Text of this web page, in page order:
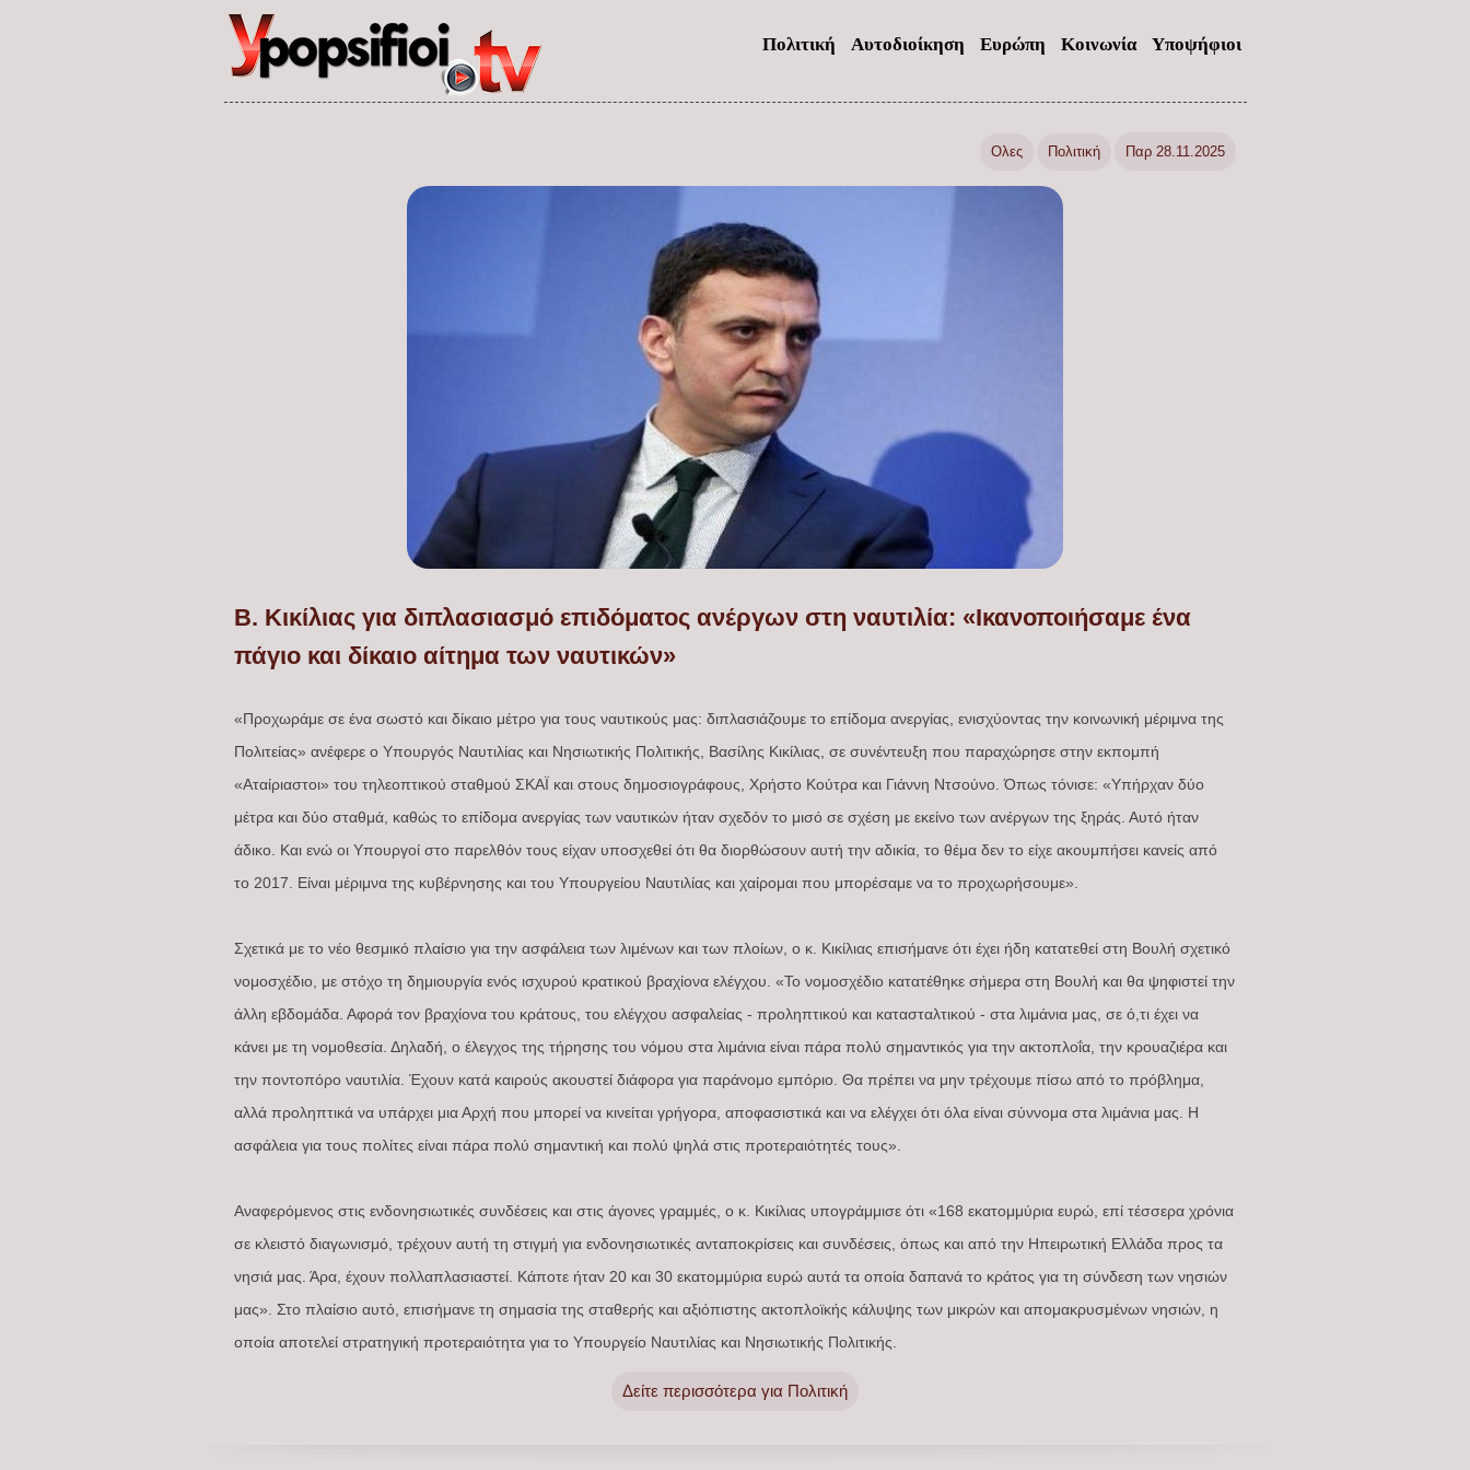
Πολιτική Αυτοδιοίκηση Ευρώπη Κοινωνία Υποψήφιοι
Ολες Πολιτική Παρ 28.11.2025
Β. Κικίλιας για διπλασιασμό επιδόματος ανέργων στη ναυτιλία: «Ικανοποιήσαμε ένα
πάγιο και δίκαιο αίτημα των ναυτικών»
«Προχωράμε σε ένα σωστό και δίκαιο μέτρο για τους ναυτικούς μας: διπλασιάζουμε το επίδομα ανεργίας, ενισχύοντας την κοινωνική μέριμνα της
Πολιτείας» ανέφερε ο Υπουργός Ναυτιλίας και Νησιωτικής Πολιτικής, Βασίλης Κικίλιας, σε συνέντευξη που παραχώρησε στην εκπομπή
«Αταίριαστοι» του τηλεοπτικού σταθμού ΣΚΑΪ και στους δημοσιογράφους, Χρήστο Κούτρα και Γιάννη Ντσούνο. Όπως τόνισε: «Υπήρχαν δύο
μέτρα και δύο σταθμά, καθώς το επίδομα ανεργίας των ναυτικών ήταν σχεδόν το μισό σε σχέση με εκείνο των ανέργων της ξηράς. Αυτό ήταν
άδικο. Και ενώ οι Υπουργοί στο παρελθόν τους είχαν υποσχεθεί ότι θα διορθώσουν αυτή την αδικία, το θέμα δεν το είχε ακουμπήσει κανείς από
το 2017. Είναι μέριμνα της κυβέρνησης και του Υπουργείου Ναυτιλίας και χαίρομαι που μπορέσαμε να το προχωρήσουμε».
Σχετικά με το νέο θεσμικό πλαίσιο για την ασφάλεια των λιμένων και των πλοίων, ο κ. Κικίλιας επισήμανε ότι έχει ήδη κατατεθεί στη Βουλή σχετικό
νομοσχέδιο, με στόχο τη δημιουργία ενός ισχυρού κρατικού βραχίονα ελέγχου. «Το νομοσχέδιο κατατέθηκε σήμερα στη Βουλή και θα ψηφιστεί την
άλλη εβδομάδα. Αφορά τον βραχίονα του κράτους, του ελέγχου ασφαλείας - προληπτικού και κατασταλτικού - στα λιμάνια μας, σε ό,τι έχει να
κάνει με τη νομοθεσία. Δηλαδή, ο έλεγχος της τήρησης του νόμου στα λιμάνια είναι πάρα πολύ σημαντικός για την ακτοπλοΐα, την κρουαζιέρα και
την ποντοπόρο ναυτιλία. Έχουν κατά καιρούς ακουστεί διάφορα για παράνομο εμπόριο. Θα πρέπει να μην τρέχουμε πίσω από το πρόβλημα,
αλλά προληπτικά να υπάρχει μια Αρχή που μπορεί να κινείται γρήγορα, αποφασιστικά και να ελέγχει ότι όλα είναι σύννομα στα λιμάνια μας. Η
ασφάλεια για τους πολίτες είναι πάρα πολύ σημαντική και πολύ ψηλά στις προτεραιότητές τους».
Αναφερόμενος στις ενδονησιωτικές συνδέσεις και στις άγονες γραμμές, ο κ. Κικίλιας υπογράμμισε ότι «168 εκατομμύρια ευρώ, επί τέσσερα χρόνια
σε κλειστό διαγωνισμό, τρέχουν αυτή τη στιγμή για ενδονησιωτικές ανταποκρίσεις και συνδέσεις, όπως και από την Ηπειρωτική Ελλάδα προς τα
νησιά μας. Άρα, έχουν πολλαπλασιαστεί. Κάποτε ήταν 20 και 30 εκατομμύρια ευρώ αυτά τα οποία δαπανά το κράτος για τη σύνδεση των νησιών
μας». Στο πλαίσιο αυτό, επισήμανε τη σημασία της σταθερής και αξιόπιστης ακτοπλοϊκής κάλυψης των μικρών και απομακρυσμένων νησιών, η
οποία αποτελεί στρατηγική προτεραιότητα για το Υπουργείο Ναυτιλίας και Νησιωτικής Πολιτικής.
Δείτε περισσότερα για Πολιτική